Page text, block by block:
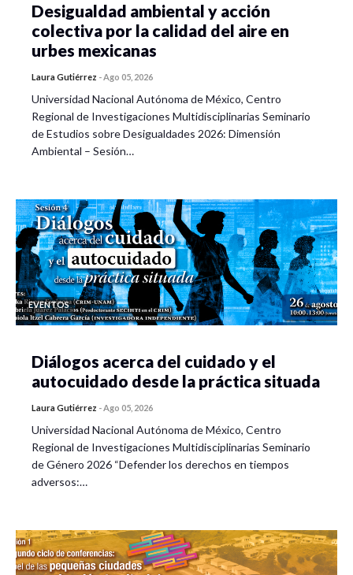
Desigualdad ambiental y acción
colectiva por la calidad del aire en
urbes mexicanas
Laura Gutiérrez -Ago 05, 2026
Universidad Nacional Autónoma de México, Centro
Regional de Investigaciones Multidisciplinarias Seminario
de Estudios sobre Desigualdades 2026: Dimensión
Ambiental – Sesión…
EVENTOS
Diálogos acerca del cuidado y el
autocuidado desde la práctica situada
Laura Gutiérrez -Ago 05, 2026
Universidad Nacional Autónoma de México, Centro
Regional de Investigaciones Multidisciplinarias Seminario
de Género 2026 “Defender los derechos en tiempos
adversos:…